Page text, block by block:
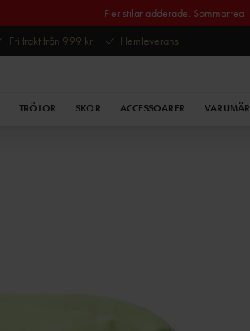
Fler stilar adderade. Sommarrea
Fri frakt från 999 kr Hemleverans
TRÖJOR SKOR ACCESSOARER